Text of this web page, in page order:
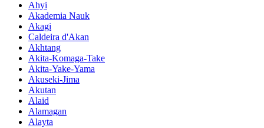
Ahyi
Akademia Nauk
Akagi
Caldeira d'Akan
Akhtang
Akita-Komaga-Take
Akita-Yake-Yama
Akuseki-Jima
Akutan
Alaid
Alamagan
Alayta